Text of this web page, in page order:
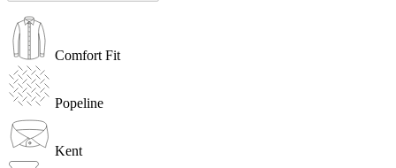
Comfort Fit
Popeline
Kent